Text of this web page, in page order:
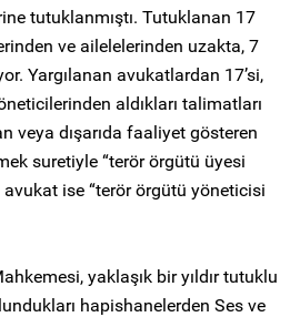
tutuklanmıştı. Tutuklanan 17
ve ailelelerinden uzakta, 7
Yargılanan avukatlardan 17’si,
aldıkları talimatları
veya dışarıda faaliyet gösteren
suretiyle “terör örgütü üyesi
ise “terör örgütü yöneticisi
yaklaşık bir yıldır tutuklu
hapishanelerden Ses ve